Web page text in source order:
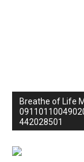
Breathe of Life
442028501